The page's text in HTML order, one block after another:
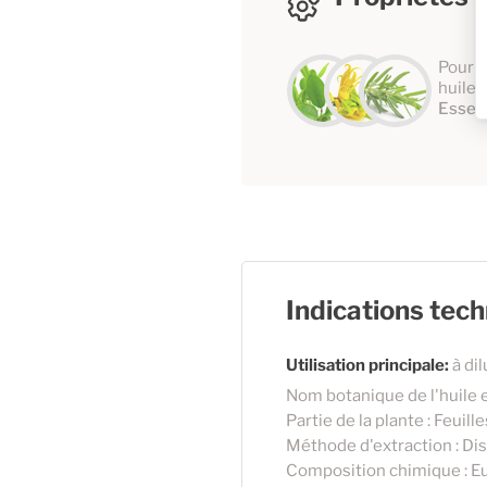
Pour
Indications
Utilisation principale:à
Nom botanique de l'huile
Partie de la plante :
Méthode d'extraction :
Composition chimique :